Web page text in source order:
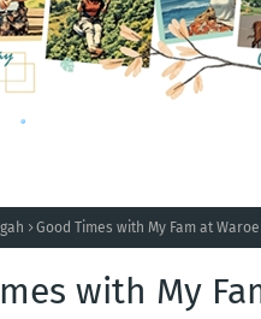
Good Times with My Fam at
with My